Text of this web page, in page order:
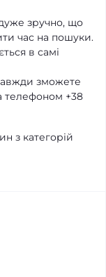
зручно, що
час на пошуки.
в самі
зможете
телефоном +38
з категорій